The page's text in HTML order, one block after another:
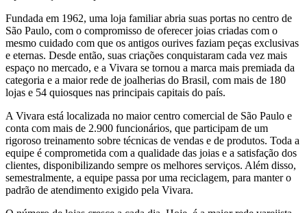
Fundada em 1962, uma loja familiar abria suas portas no centro de
São Paulo, com o compromisso de oferecer joias criadas com o
mesmo cuidado com que os antigos ourives faziam peças exclusivas
e eternas. Desde então, suas criações conquistaram cada vez mais
espaço no mercado, e a Vivara se tornou a marca mais premiada da
categoria e a maior rede de joalherias do Brasil, com mais de 180
lojas e 54 quiosques nas principais capitais do país.
A Vivara está localizada no maior centro comercial de São Paulo e
conta com mais de 2.900 funcionários, que participam de um
rigoroso treinamento sobre técnicas de vendas e de produtos. Toda a
equipe é comprometida com a qualidade das joias e a satisfação dos
clientes, disponibilizando sempre os melhores serviços. Além disso,
semestralmente, a equipe passa por uma reciclagem, para manter o
padrão de atendimento exigido pela Vivara.